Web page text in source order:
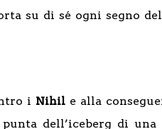
su di sé ogni segno
i Nihil e alla
dell’iceberg di una